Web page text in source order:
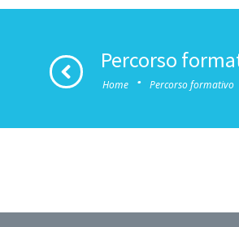
Percorso
Home · Percorso formativo